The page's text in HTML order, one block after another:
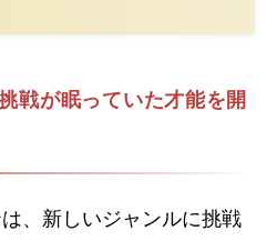
戦が眠っていた才能を開
、新しいジャンルに挑戦